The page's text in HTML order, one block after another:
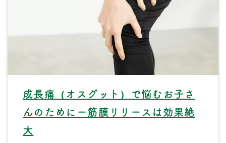
成長痛（オスグット）で悩むお子さ
んのためにー筋膜リリースは効果絶
大